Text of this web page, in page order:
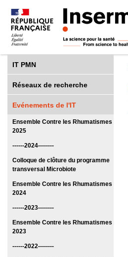
IT PMN
Réseaux de recherche
Evénements de l'IT
Ensemble Contre les Rhumatismes
2025
------2024--------
Colloque de clôture du programme
transversal Microbiote
Ensemble Contre les Rhumatismes
2024
------2023--------
Ensemble Contre les Rhumatismes
2023
------2022--------